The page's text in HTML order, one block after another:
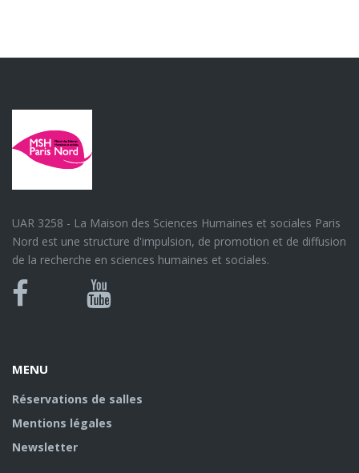
UAR 3258 - La Maison des Sciences Humaines et sociales Paris
Nord est une structure d'impulsion, de promotion et de diffusion
de la recherche en sciences humaines et sociales.
Bluesky
Canal
MENU
Réservations de salles
Mentions légales
Newsletter